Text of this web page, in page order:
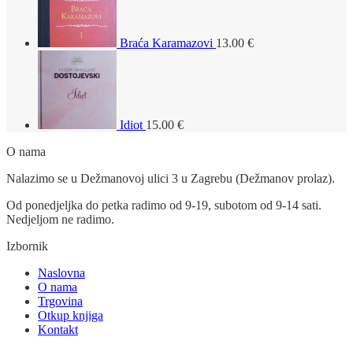
Braća Karamazovi 13.00 €
Idiot 15.00 €
O nama
Nalazimo se u Dežmanovoj ulici 3 u Zagrebu (Dežmanov prolaz).
Od ponedjeljka do petka radimo od 9-19, subotom od 9-14 sati.
Nedjeljom ne radimo.
Izbornik
Naslovna
O nama
Trgovina
Otkup knjiga
Kontakt